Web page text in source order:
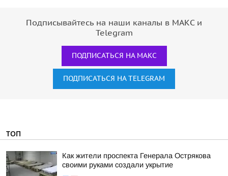
Подписывайтесь на наши каналы в МАКС и
Telegram
ПОДПИСАТЬСЯ НА МАКС
ПОДПИСАТЬСЯ НА TELEGRAM
ТОП
Как жители проспекта Генерала Острякова
своими руками создали укрытие